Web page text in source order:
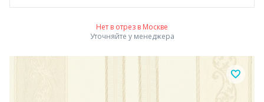
Нет в отрез в Москве
Уточняйте у менеджера